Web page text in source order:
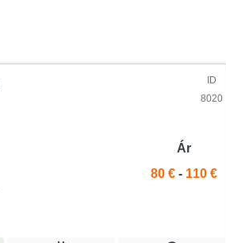
ID
8020
Ár
80 € - 110 €